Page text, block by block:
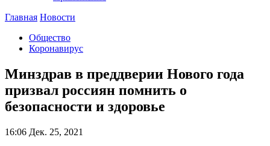
Главная Новости
Общество
Коронавирус
Минздрав в преддверии Нового года
призвал россиян помнить о
безопасности и здоровье
16:06 Дек. 25, 2021